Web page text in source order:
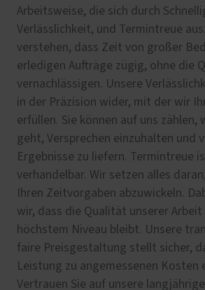
Arbeitsweise, die sich durch
Verlässlichkeit, und Termintreue
verstehen, dass Zeit von großer
erledigen Aufträge zügig, ohne die
vernachlässigen. Unsere
in der Präzision wider, mit der wir
erfüllen. Sie können auf uns zählen,
geht, Versprechen einzuhalten und
Ergebnisse zu liefern. Termintreue
verhandelbar. Wir setzen alles
Ihren Zeitvorgaben abzuwickeln.
wir, dass die Qualität unserer
höchstem Niveau bleibt. Unsere
faire Preisgestaltung stellt sicher,
Leistung zu angemessenen Kosten
Vertrauen Sie auf unsere